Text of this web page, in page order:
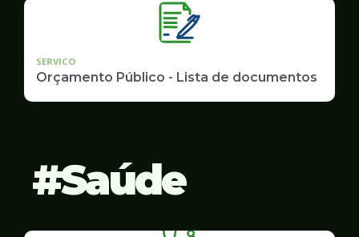
SERVICO
Orçamento Público - Lista de documentos
Saúde